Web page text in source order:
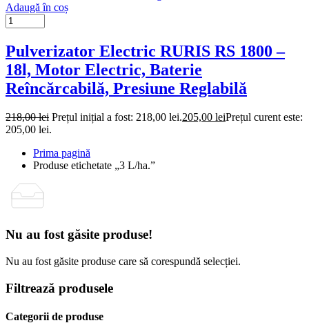
Adaugă în coș
Pulverizator Electric RURIS RS 1800 –
18l, Motor Electric, Baterie
Reîncărcabilă, Presiune Reglabilă
218,00lei Prețul inițial a fost: 218,00 lei.205,00 leiPrețul curent este:
205,00 lei.
Prima pagină
Produse etichetate „3 L/ha.”
Nu au fost găsite produse!
Nu au fost găsite produse care să corespundă selecției.
Filtrează produsele
Categorii de produse